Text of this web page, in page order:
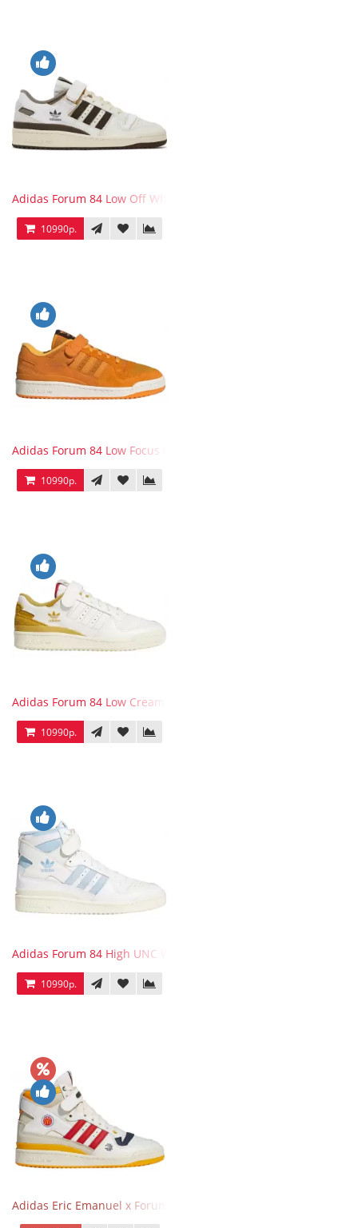
Adidas Forum 84 Low Off White Brown
10990р.
Adidas Forum 84 Low Focus Orange
10990р.
Adidas Forum 84 Low Cream White Victory Gold
10990р.
Adidas Forum 84 High UNC White Blue
10990р.
Adidas Eric Emanuel x Forum 84 High Mcdonald’s